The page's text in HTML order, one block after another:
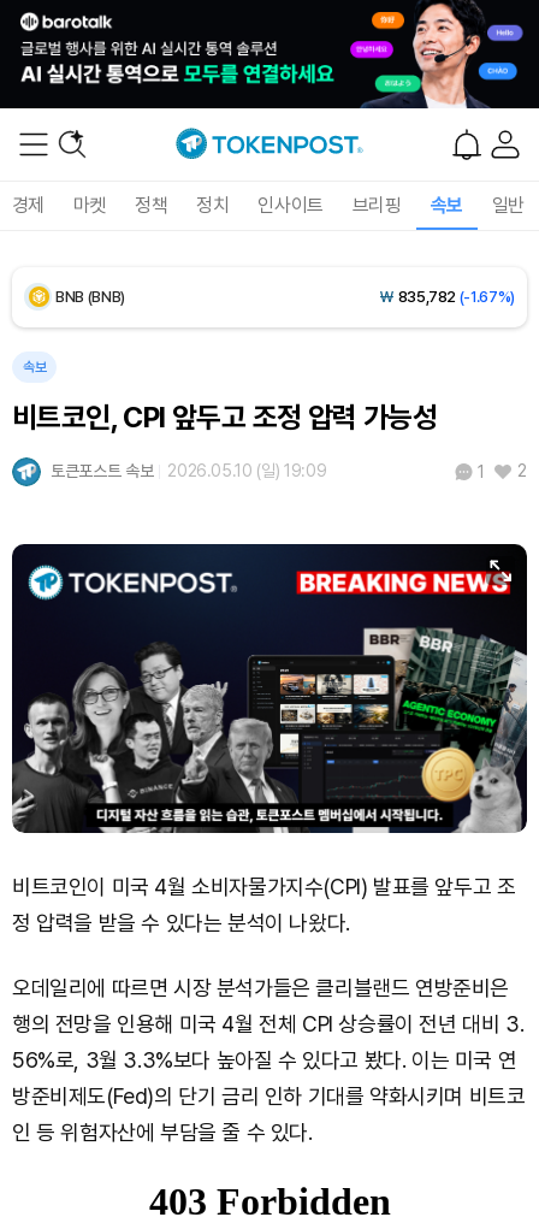
경제 마켓 정책 정치 인사이트 브리핑 속보 일반
Dogecoin (DOGE) 98.34(-1.42%)
BNB (BNB) ₩ 835,782 (-1.67%)
XRP (XRP) ₩1,451
Solana (SOL) 103,509(-2.09%)
Hyperliquid (HYPE) ₩78,906(-2.09%)
Dogecoin (DOGE) ₩98.34(-1.42%)
Bitcoin (BTC) ₩91,433,354(-1.15%)
속보
비트코인, CPI 앞두고 조정 압력 가능성
토큰포스트 속보 2026.05.10 (일) 19:09 1 2
비트코인이 미국 4월 소비자물가지수(CPI) 발표를 앞두고 조
정 압력을 받을 수 있다는 분석이 나왔다.
오데일리에 따르면 시장 분석가들은 클리블랜드 연방준비은
행의 전망을 인용해 미국 4월 전체 CPI 상승률이 전년 대비 3.
56%로, 3월 3.3%보다 높아질 수 있다고 봤다. 이는 미국 연
방준비제도(Fed)의 단기 금리 인하 기대를 약화시키며 비트코
인 등 위험자산에 부담을 줄 수 있다.